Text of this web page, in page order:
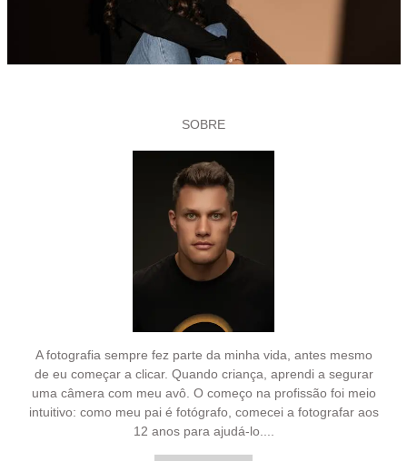
SOBRE
A fotografia sempre fez parte da minha vida, antes mesmo
de eu começar a clicar. Quando criança, aprendi a segurar
uma câmera com meu avô. O começo na profissão foi meio
intuitivo: como meu pai é fotógrafo, comecei a fotografar aos
12 anos para ajudá-lo....